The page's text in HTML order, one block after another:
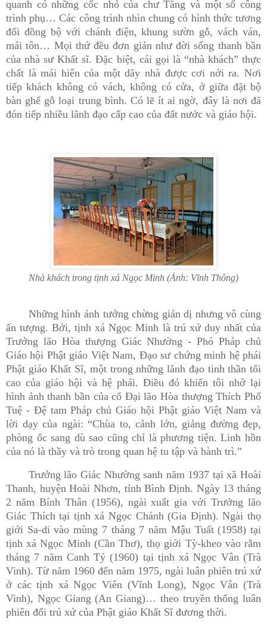
quanh có những cốc nhỏ của chư Tăng và một số công
trình phụ… Các công trình nhìn chung có hình thức tương
đối đồng bộ với chánh điện, khung sườn gỗ, vách ván,
mái tôn… Mọi thứ đều đơn giản như đời sống thanh bần
của nhà sư Khất sĩ. Đặc biệt, cái gọi là “nhà khách” thực
chất là mái hiên của một dãy nhà được cơi nới ra. Nơi
tiếp khách không có vách, không có cửa, ở giữa đặt bộ
bàn ghế gỗ loại trung bình. Có lẽ ít ai ngờ, đây là nơi đã
đón tiếp nhiều lãnh đạo cấp cao của đất nước và giáo hội.
Nhà khách trong tịnh xá Ngọc Minh (Ảnh: Vĩnh Thông)
Những hình ảnh tưởng chừng giản dị nhưng vô cùng
ấn tượng. Bởi, tịnh xá Ngọc Minh là trú xứ duy nhất của
Trưởng lão Hòa thượng Giác Nhường - Phó Pháp chủ
Giáo hội Phật giáo Việt Nam, Đạo sư chứng minh hệ phái
Phật giáo Khất Sĩ, một trong những lãnh đạo tinh thần tối
cao của giáo hội và hệ phái. Điều đó khiến tôi nhớ lại
hình ảnh thanh bần của cố Đại lão Hòa thượng Thích Phổ
Tuệ - Đệ tam Pháp chủ Giáo hội Phật giáo Việt Nam và
lời dạy của ngài: “Chùa to, cảnh lớn, giảng đường đẹp,
phòng ốc sang dù sao cũng chỉ là phương tiện. Linh hồn
của nó là thầy và trò trong quan hệ tu tập và hành trì.”
Trưởng lão Giác Nhường sanh năm 1937 tại xã Hoài
Thanh, huyện Hoài Nhơn, tỉnh Bình Định. Ngày 13 tháng
2 năm Bính Thân (1956), ngài xuất gia với Trưởng lão
Giác Thích tại tịnh xá Ngọc Chánh (Gia Định). Ngài thọ
giới Sa-di vào mùng 7 tháng 7 năm Mậu Tuất (1958) tại
tịnh xá Ngọc Minh (Cần Thơ), thọ giới Tỳ-kheo vào rằm
tháng 7 năm Canh Tý (1960) tại tịnh xá Ngọc Vân (Trà
Vinh). Từ năm 1960 đến năm 1975, ngài luân phiên trú xứ
ở các tịnh xá Ngọc Viên (Vĩnh Long), Ngọc Vân (Trà
Vinh), Ngọc Giang (An Giang)… theo truyền thống luân
phiên đổi trú xứ của Phật giáo Khất Sĩ đương thời.